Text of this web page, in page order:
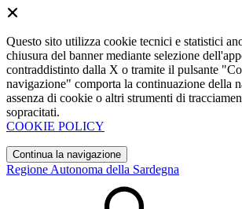
Questo sito utilizza cookie tecnici e statistici
chiusura del banner mediante selezione
contraddistinto dalla X o tramite il pulsante
navigazione" comporta la continuazione della
assenza di cookie o altri strumenti di
sopracitati.
COOKIE POLICY
Continua la navigazione
Regione Autonoma della Sardegna